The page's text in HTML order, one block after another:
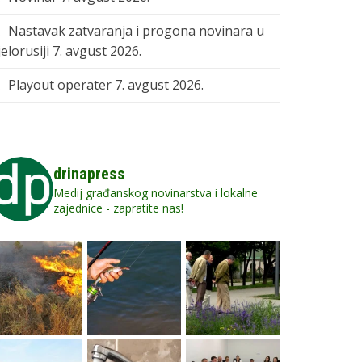
Nastavak zatvaranja i progona novinara u
7. avgust 2026.
Playout operater 7. avgust 2026.
drinapress
Medij građanskog novinarstva i lokalne
zajednice - zapratite nas!